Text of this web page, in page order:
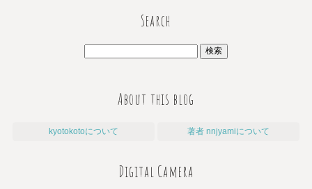
Search
About this blog
kyotokotoについて 著者 nnjyamiについて
Digital Camera